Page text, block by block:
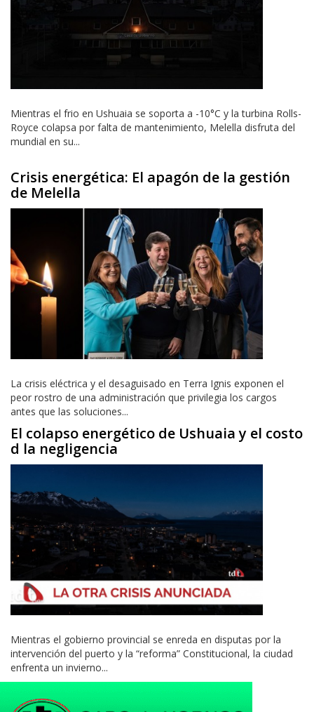
Mientras el frio en Ushuaia se soporta a -10°C y la turbina Rolls-
Royce colapsa por falta de mantenimiento, Melella disfruta del
mundial en su...
Crisis energética: El apagón de la gestión
de Melella
La crisis eléctrica y el desaguisado en Terra Ignis exponen el
peor rostro de una administración que privilegia los cargos
antes que las soluciones...
El colapso energético de Ushuaia y el costo
d la negligencia
Mientras el gobierno provincial se enreda en disputas por la
intervención del puerto y la “reforma” Constitucional, la ciudad
enfrenta un invierno...